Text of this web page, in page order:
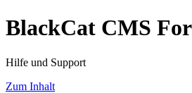
BlackCat CMS
Hilfe und Support
Zum Inhalt